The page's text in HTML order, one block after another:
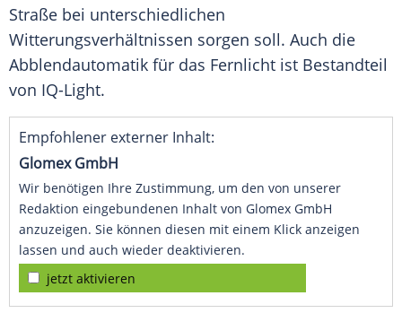
Straße bei unterschiedlichen
Witterungsverhältnissen sorgen soll. Auch die
Abblendautomatik für das Fernlicht ist Bestandteil
von IQ-Light.
Empfohlener externer Inhalt:
Glomex GmbH
Wir benötigen Ihre Zustimmung, um den von unserer
Redaktion eingebundenen Inhalt von Glomex GmbH
anzuzeigen. Sie können diesen mit einem Klick anzeigen
lassen und auch wieder deaktivieren.
jetzt aktivieren